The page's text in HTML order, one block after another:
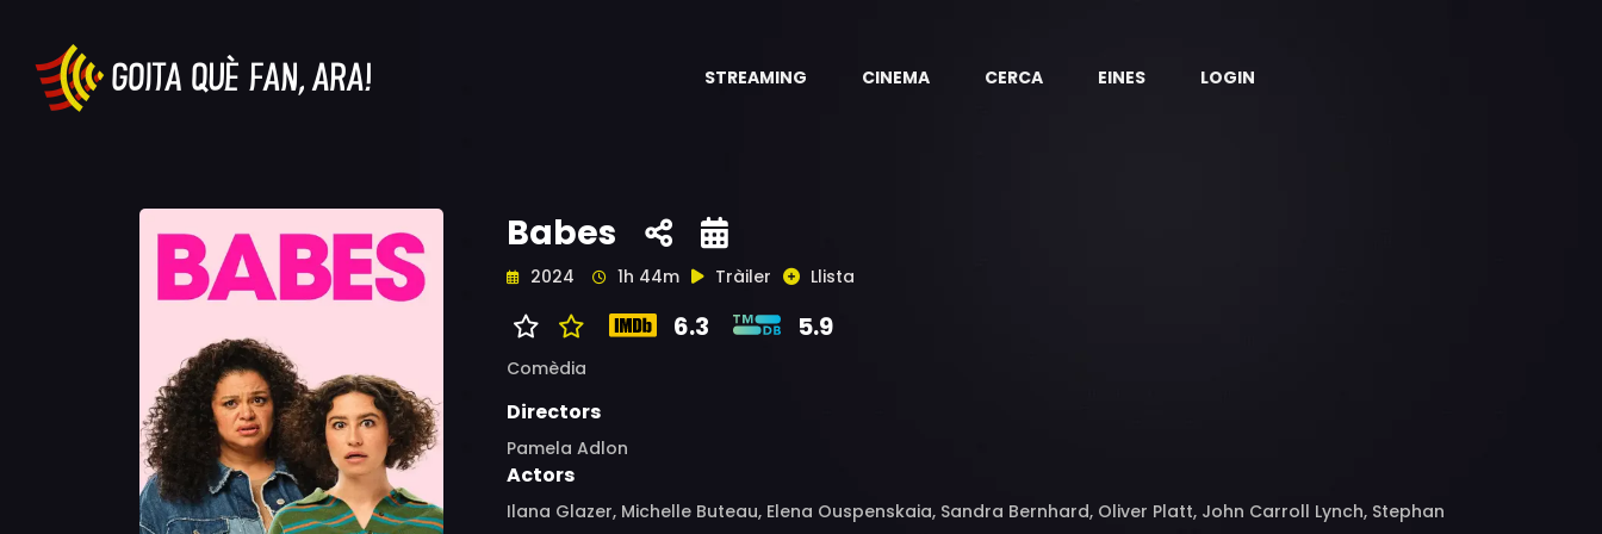
STREAMING CINEMA CERCA EINES LOGIN
Babes
2024 1h 44m Tràiler Llista
6.3 5.9
Comèdia
Directors
Pamela Adlon
Actors
Ilana Glazer, Michelle Buteau, Elena Ouspenskaia, Sandra Bernhard, Oliver Platt, John Carroll Lynch, Stephan